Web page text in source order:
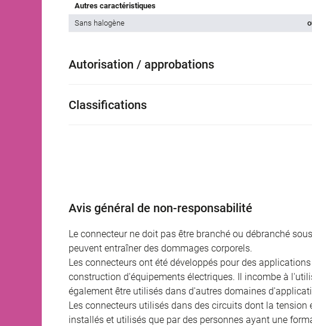
Autres caractéristiques
Sans halogène
Autorisation / approbations
Classifications
Avis général de non-responsabilité
Le connecteur ne doit pas être branché ou débranché
peuvent entraîner des dommages corporels.
Les connecteurs ont été développés pour des
construction d'équipements électriques. Il incombe à
également être utilisés dans d'autres domaines
Les connecteurs utilisés dans des circuits dont la tension
installés et utilisés que par des personnes ayant une